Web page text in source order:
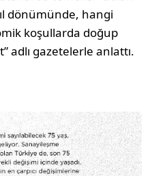
dönümünde, hangi
koşullarda doğup
adlı gazetelerle anlattı.